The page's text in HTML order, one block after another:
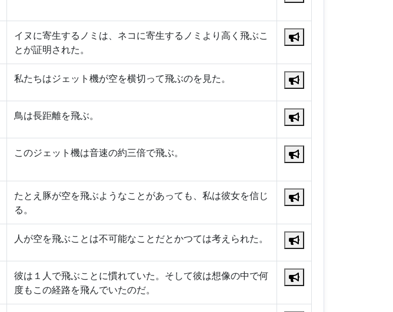
イヌに寄生するノミは、ネコに寄生するノミより高く飛ぶこ
とが証明された。
私たちはジェット機が空を横切って飛ぶのを見た。
鳥は長距離を飛ぶ。
このジェット機は音速の約三倍で飛ぶ。
たとえ豚が空を飛ぶようなことがあっても、私は彼女を信じ
る。
人が空を飛ぶことは不可能なことだとかつては考えられた。
彼は１人で飛ぶことに慣れていた。そして彼は想像の中で何
度もこの経路を飛んでいたのだ。